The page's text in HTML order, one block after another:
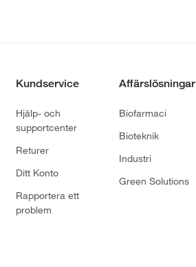
Kundservice
Hjälp- och
supportcenter
Returer
Ditt Konto
Rapportera ett
problem
Affärslösningar
Biofarmaci
Bioteknik
Industri
Green Solutions